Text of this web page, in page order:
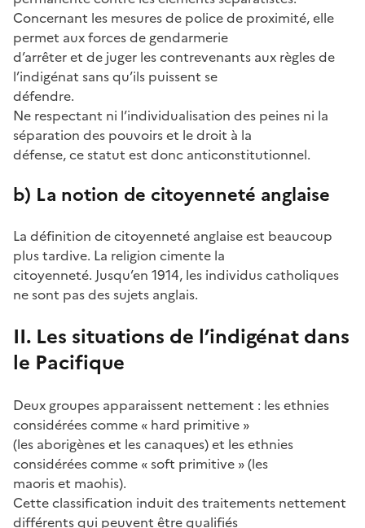
Concernant les mesures de police de proximité, elle
permet aux forces de gendarmerie
d’arrêter et de juger les contrevenants aux règles de
l’indigénat sans qu’ils puissent se
défendre.
Ne respectant ni l’individualisation des peines ni la
séparation des pouvoirs et le droit à la
défense, ce statut est donc anticonstitutionnel.
b) La notion de citoyenneté anglaise
La définition de citoyenneté anglaise est beaucoup
plus tardive. La religion cimente la
citoyenneté. Jusqu’en 1914, les individus catholiques
ne sont pas des sujets anglais.
II. Les situations de l’indigénat dans
le Pacifique
Deux groupes apparaissent nettement : les ethnies
considérées comme « hard primitive »
(les aborigènes et les canaques) et les ethnies
considérées comme « soft primitive » (les
maoris et maohis).
Cette classification induit des traitements nettement
différents qui peuvent être qualifiés